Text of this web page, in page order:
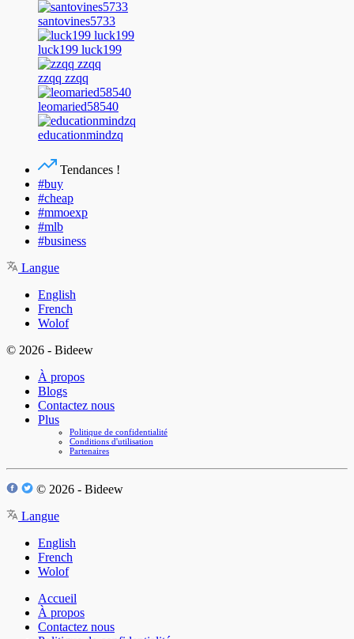
santovines5733
luck199 luck199
zzqq zzqq
leomaried58540
educationmindzq
Tendances !
#buy
#cheap
#mmoexp
#mlb
#business
Langue
English
French
Wolof
© 2026 - Bideew
À propos
Blogs
Contactez nous
Plus
Politique de confidentialité
Conditions d'utilisation
Partenaires
© 2026 - Bideew
Langue
English
French
Wolof
Accueil
À propos
Contactez nous